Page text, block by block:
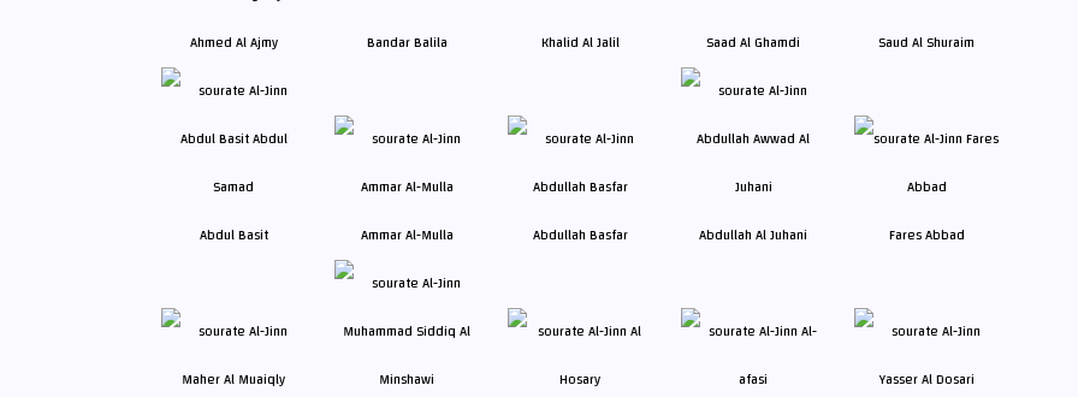
Ahmed Al Ajmy Bandar Balila Khalid Al Jalil Saad Al Ghamdi Saud Al Shuraim
Abdul Basit Ammar Al-Mulla Abdullah Basfar Abdullah Al Juhani Fares Abbad